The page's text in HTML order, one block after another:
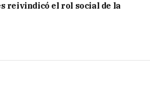
reivindicó el rol social de la